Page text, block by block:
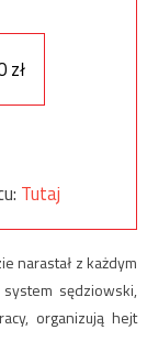
zł
Tutaj
narastał z każdym
sędziowski,
organizują hejt